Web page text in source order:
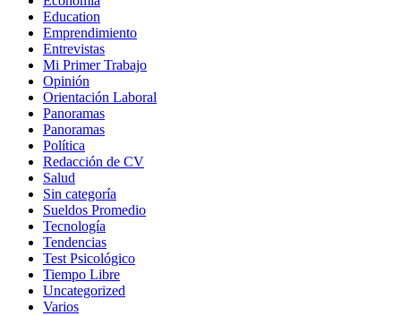
Education
Emprendimiento
Entrevistas
Mi Primer Trabajo
Opinión
Orientación Laboral
Panoramas
Panoramas
Política
Redacción de CV
Salud
Sin categoría
Sueldos Promedio
Tecnología
Tendencias
Test Psicológico
Tiempo Libre
Uncategorized
Varios